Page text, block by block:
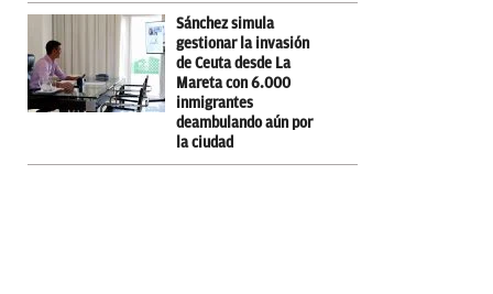
Sánchez simula
gestionar la invasión
de Ceuta desde La
Mareta con 6.000
inmigrantes
deambulando aún por
la ciudad